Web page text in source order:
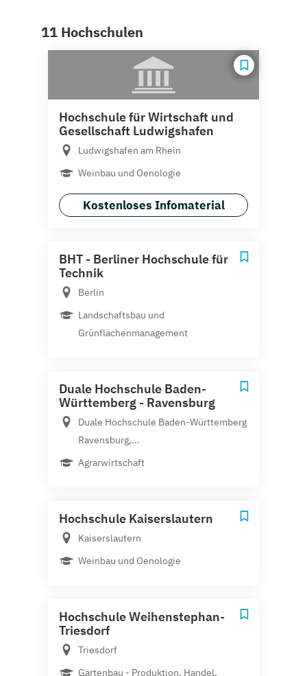
11 Hochschulen
Hochschule für Wirtschaft und
Gesellschaft Ludwigshafen
Ludwigshafen am Rhein
Weinbau und Oenologie
Kostenloses Infomaterial
BHT - Berliner Hochschule für
Technik
Berlin
Landschaftsbau und
Grünflächenmanagement
Duale Hochschule Baden-
Württemberg - Ravensburg
Duale Hochschule Baden-Württemberg
Ravensburg,...
Agrarwirtschaft
Hochschule Kaiserslautern
Kaiserslautern
Weinbau und Oenologie
Hochschule Weihenstephan-
Triesdorf
Triesdorf
Gartenbau - Produktion, Handel,